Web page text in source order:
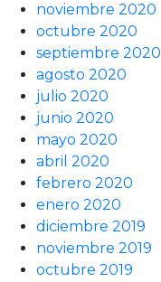
noviembre 2020
octubre 2020
septiembre 2020
agosto 2020
julio 2020
junio 2020
mayo 2020
abril 2020
febrero 2020
enero 2020
diciembre 2019
noviembre 2019
octubre 2019